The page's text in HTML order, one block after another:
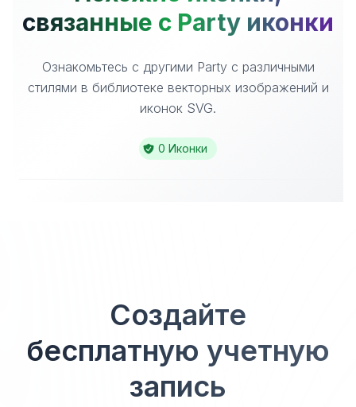
связанные с Party иконки
Ознакомьтесь с другими Party с различными
стилями в библиотеке векторных изображений и
иконок SVG.
0 Иконки
Создайте
бесплатную учетную
запись